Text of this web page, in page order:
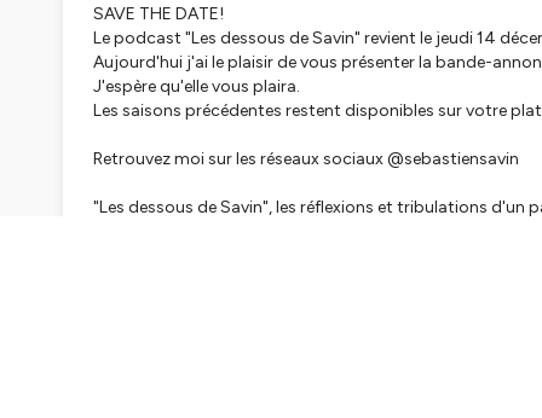
SAVE THE DATE!
Le podcast "Les dessous de Savin" revient le jeudi 14
Aujourd'hui j'ai le plaisir de vous présenter la bande-
J'espère qu'elle vous plaira.
Les saisons précédentes restent disponibles sur votre
Retrouvez moi sur les réseaux sociaux @sebastiensavin
"Les dessous de Savin", les réflexions et tribulations d'un